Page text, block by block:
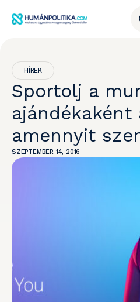
HÍREK
Sportolj a
ajándékaként
amennyit
SZEPTEMBER 14, 2016